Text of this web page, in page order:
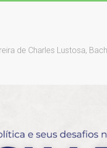
de Charles Lustosa,